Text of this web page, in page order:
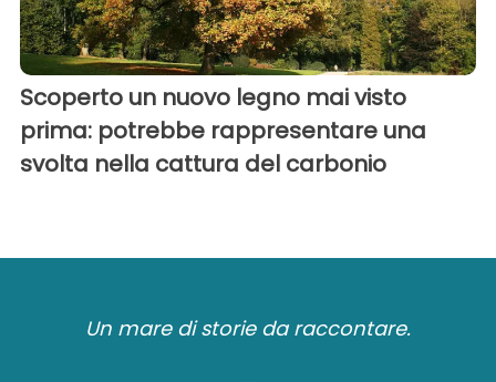
Scoperto un nuovo legno mai visto
prima: potrebbe rappresentare una
svolta nella cattura del carbonio
Un mare di storie da raccontare.